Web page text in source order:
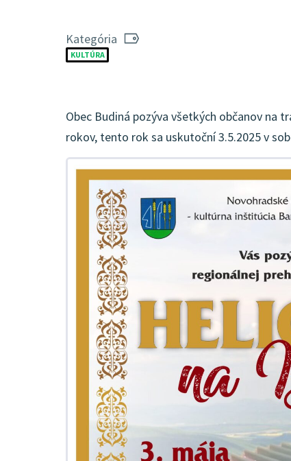
Kategória
KULTÚRA
Obec Budiná pozýva všetkých občanov na
rokov, tento rok sa uskutoční 3.5.2025 v